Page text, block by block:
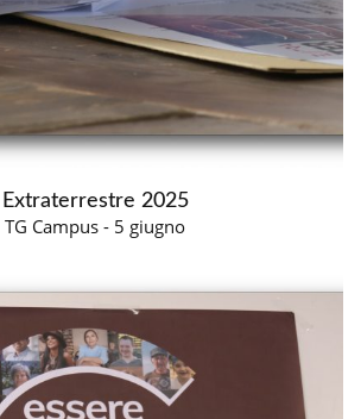
Extraterrestre 2025
TG Campus - 5 giugno